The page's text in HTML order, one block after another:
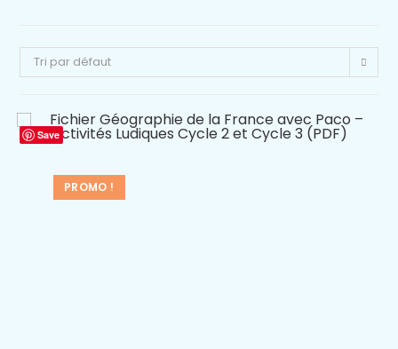
Tri par défaut
Save
PROMO !